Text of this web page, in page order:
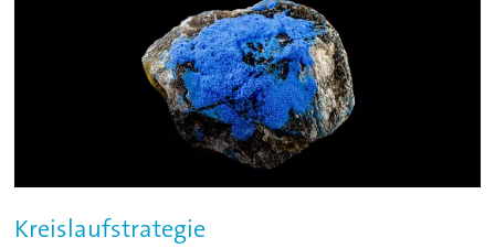
Kreislaufstrategie